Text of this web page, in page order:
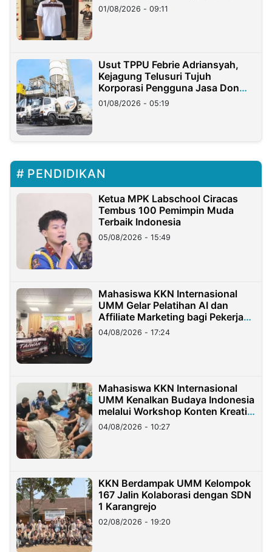
Timur
01/08/2026 - 09:11
Usut TPPU Febrie Adriansyah,
Kejagung Telusuri Tujuh
Korporasi Pengguna Jasa Don
Ritto
01/08/2026 - 05:19
PENDIDIKAN
Ketua MPK Labschool Ciracas
Tembus 100 Pemimpin Muda
Terbaik Indonesia
05/08/2026 - 15:49
Mahasiswa KKN Internasional
UMM Gelar Pelatihan AI dan
Affiliate Marketing bagi Pekerja
Migran Indonesia di Taiwan
04/08/2026 - 17:24
Mahasiswa KKN Internasional
UMM Kenalkan Budaya Indonesia
melalui Workshop Konten Kreatif
di Taiwan
04/08/2026 - 10:27
KKN Berdampak UMM Kelompok
167 Jalin Kolaborasi dengan SDN
1 Karangrejo
02/08/2026 - 19:20